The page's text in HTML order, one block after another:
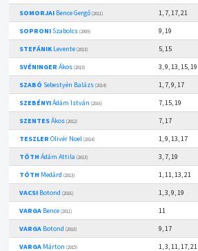
SOMORJAI Bence Gergő (2011)
1, 7, 17, 21
SOPRONISzabolcs (2009)
9, 19
STEFÁNIKLevente (2013)
5, 15
SVÉNINGER Ákos (2013)
3, 9, 13, 15, 19
SZABÓ Sebestyén Balázs (2014)
1, 7, 9, 17
SZEBÉNYIÁdám István (2016)
7, 15, 19
SZENTESÁkos (2012)
7, 17
TESZLER Olivér Noel (2014)
1, 9, 13, 17
TÓTH Ádám Attila (2013)
3, 7, 19
TÓTH Medárd (2013)
1, 11, 13, 21
VACSIBotond (2016)
1, 3, 9, 19
VARGABence (2011)
11
VARGABotond (2010)
9, 17
VARGAMárton (2015) 1, 3, 11, 17, 21